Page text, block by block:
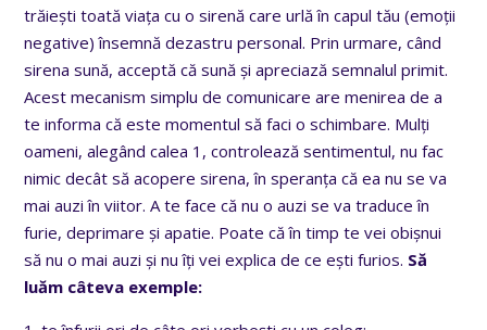
trăiești toată viața cu o sirenă care urlă în capul tău (emoții
negative) însemnă dezastru personal. Prin urmare, când
sirena sună, acceptă că sună și apreciază semnalul primit.
Acest mecanism simplu de comunicare are menirea de a
te informa că este momentul să faci o schimbare. Mulți
oameni, alegând calea 1, controlează sentimentul, nu fac
nimic decât să acopere sirena, în speranța că ea nu se va
mai auzi în viitor. A te face că nu o auzi se va traduce în
furie, deprimare și apatie. Poate că în timp te vei obișnui
să nu o mai auzi și nu îți vei explica de ce ești furios. Să
luăm câteva exemple: